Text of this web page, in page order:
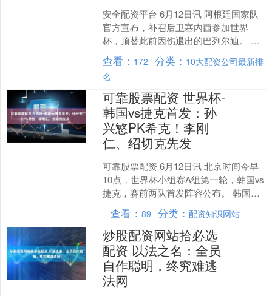
安全配资平台 6月12日讯 阿根廷国家队
官方宣布，补召后卫塞内西参加世界
杯，顶替此前因伤退出的巴列尔迪。 塞
内西被补招进国家队后对阿根廷媒体TyC
Sports....
查看： 172 分类： 10大配资公司最新排
名
可靠股票配资 世界杯-
韩国vs捷克首发：孙
兴慜PK希克！李刚
仁、绍切克先发
可靠股票配资 6月12日讯 北京时间今早
10点，世界杯小组赛A组第一轮，韩国vs
捷克，赛前两队首发阵容公布。 韩国首
发：1-金承奎、2-李韩汎、4-金玟哉、
3-....
查看：89 分类：配资知识网站
炒股配资网站拾必选
配资 以法之名：全员
自作聪明，终究难逃
法网